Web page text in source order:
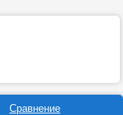
Сравнение